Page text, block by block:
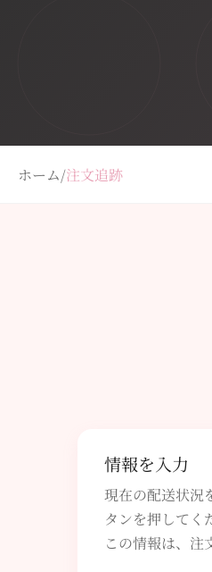
ホーム/注文追跡
情報を入力
現在の配送状況
タンを押してく
この情報は、注